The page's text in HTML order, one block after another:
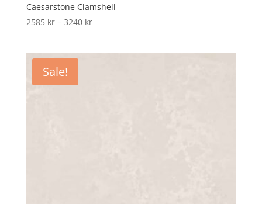
Caesarstone Clamshell
2585 kr – 3240 krPrice
Sale!